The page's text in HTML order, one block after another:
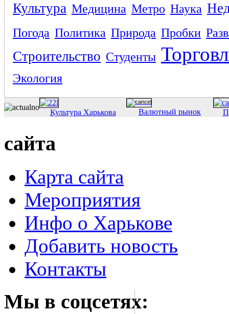
Культура Медицина Метро Наука
Погода Политика Природа Пробки
Строительство Студенты
Экология
Культура Харькова Валютный рынок
сайта
Карта сайта
Мероприятия
Инфо о Харькове
Добавить новость
Контакты
Мы в соцсетях: